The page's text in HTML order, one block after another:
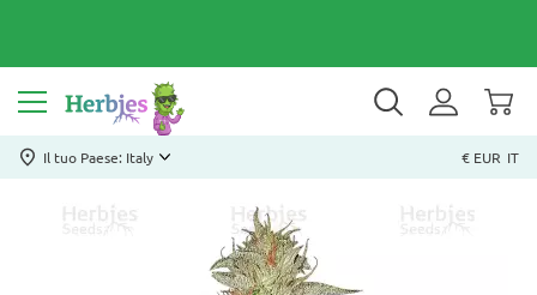
Il tuo Paese: Italy € EUR IT